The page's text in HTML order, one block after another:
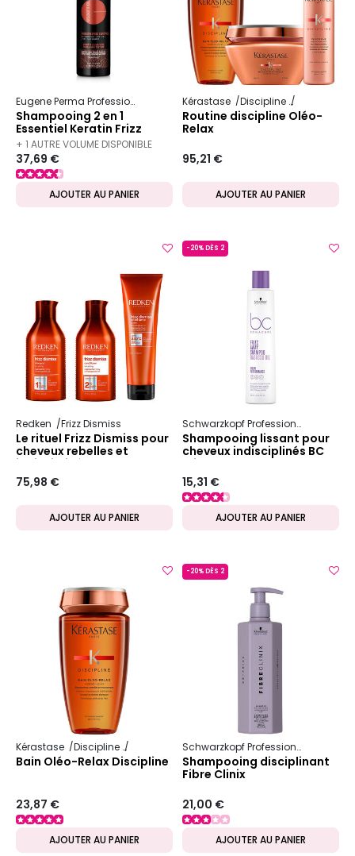
Eugene Perma Professionnel Essentiel Keratin Frizz Control
Shampooing 2 en 1
Essentiel Keratin Frizz
Control 400ml
+ 1 AUTRE VOLUME DISPONIBLE
37,69 €
AJOUTER AU PANIER
Kérastase Discipline
Routine discipline Oléo-
Relax
95,21 €
AJOUTER AU PANIER
Redken Frizz Dismiss
Le rituel Frizz Dismiss pour
cheveux rebelles et
indisciplinés
75,98 €
AJOUTER AU PANIER
-20% DÈS 2
Schwarzkopf Professional
Shampooing lissant pour
cheveux indisciplinés BC
Frizz Away
15,31 €
AJOUTER AU PANIER
Kérastase Discipline
Bain Oléo-Relax Discipline
23,87 €
AJOUTER AU PANIER
-20% DÈS 2
Schwarzkopf Professional
Shampooing disciplinant
Fibre Clinix
21,00 €
AJOUTER AU PANIER